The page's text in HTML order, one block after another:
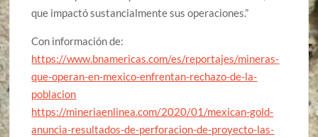
que impactó sustancialmente sus operaciones.”
Con información de:
https://www.bnamericas.com/es/reportajes/mineras-
que-operan-en-mexico-enfrentan-rechazo-de-la-
poblacion
https://mineriaenlinea.com/2020/01/mexican-gold-
anuncia-resultados-de-perforacion-de-proyecto-las-